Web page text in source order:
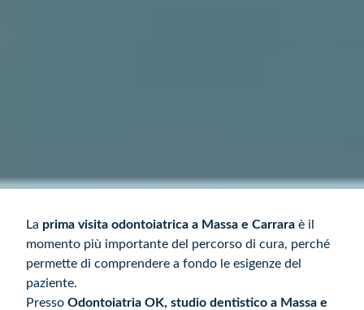
La prima visita odontoiatrica a Massa e Carrara è il
momento più importante del percorso di cura, perché
permette di comprendere a fondo le esigenze del
paziente.
Presso Odontoiatria OK, studio dentistico a Massa e